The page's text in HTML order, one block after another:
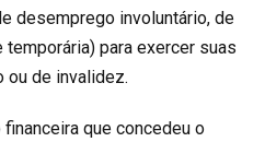
desemprego involuntário, de
para exercer suas
ou de invalidez.
que concedeu o